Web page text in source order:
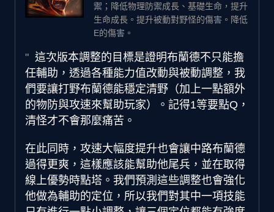
禦；降低物理防禦成長、基礎生命，提升
生命成長。提升被動對野怪的傷害。降低
E的傷害。
這次版本調整的目標是證明布蘭德不只能擔
任輔助，透過各種能力值改動與被動調整，我
們要讓打野布蘭德能穩定清野（加上一點額外
的物防與攻速來幫助玩家）。記得1等要點Q，
清怪才不會那麼痛苦。
在此同時，攻速大幅度提升也會讓中路布蘭德
過得更爽，這樣應該能幫助他尾兵，並在取得
線上優勢時點塔。我們預測這些調整也會強化
他做為輔助的定位，所以我們對其中一項技能